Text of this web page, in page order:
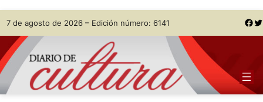
Saltar
al
contenido
Skip
to
content
7 de agosto de 2026 – Edición número: 6141 Facebook Twitter